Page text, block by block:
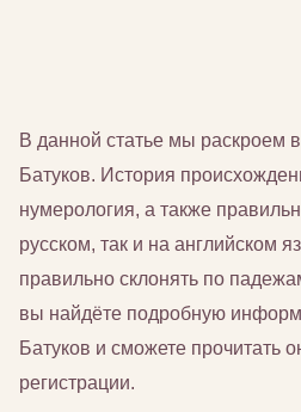
В данной статье мы раскроем
Батуков. История
нумерология, а также
русском, так и на английском
правильно склонять по
вы найдёте подробную
Батуков и сможете прочитать
регистрации.